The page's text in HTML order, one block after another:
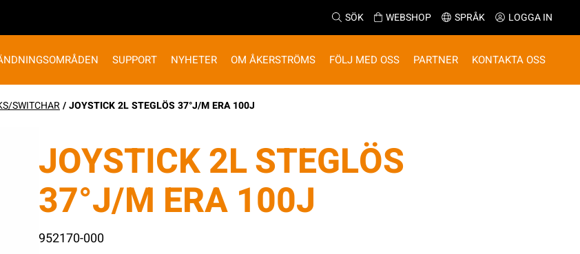
SÖK WEBSHOP SPRÅK LOGGA IN
SUPPORT NYHETER OM ÅKERSTRÖMS FÖLJ MED OSS PARTNER KONTAKTA OSS
SWITCHAR/ JOYSTICK 2L STEGLÖS 37°J/M ERA 100J
JOYSTICK 2L STEGLÖS
37°J/M ERA 100J
952170-000